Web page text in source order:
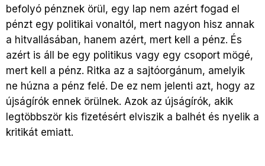
befolyó pénznek örül, egy lap nem azért fogad el
pénzt egy politikai vonaltól, mert nagyon hisz annak
a hitvallásában, hanem azért, mert kell a pénz. És
azért is áll be egy politikus vagy egy csoport mögé,
mert kell a pénz. Ritka az a sajtóorgánum, amelyik
ne húzna a pénz felé. De ez nem jelenti azt, hogy az
újságírók ennek örülnek. Azok az újságírók, akik
legtöbbször kis fizetésért elviszik a balhét és nyelik a
kritikát emiatt.